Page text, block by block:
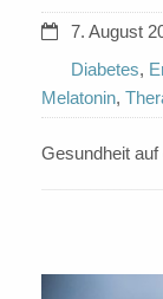
7. August
Diabetes,
Melatonin,
Gesundheit